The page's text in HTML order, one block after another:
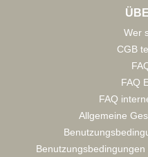
Wer
CGB
FAQ
FAQ
Allgemeine